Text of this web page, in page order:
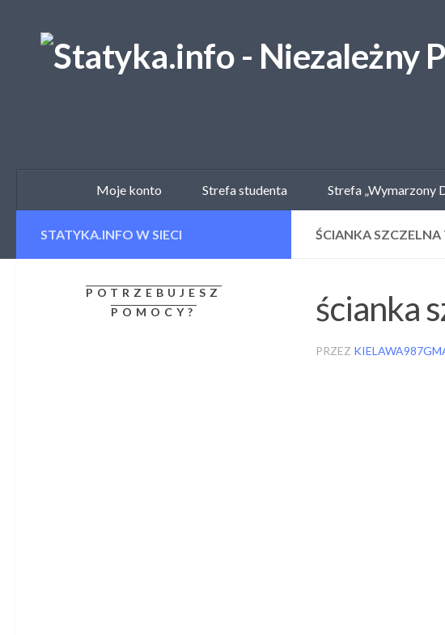
Moje konto Strefa studenta Strefa „Wymarzony
ŚCIANKA SZCZELNA
ścianka
PRZEZ
STATYKA.INFO W SIECI
POTRZEBUJESZ
POMOCY?